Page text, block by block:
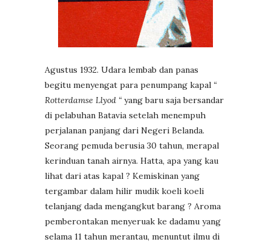
Agustus 1932. Udara lembab dan panas
begitu menyengat para penumpang kapal “
Rotterdamse Llyod “ yang baru saja bersandar
di pelabuhan Batavia setelah menempuh
perjalanan panjang dari Negeri Belanda.
Seorang pemuda berusia 30 tahun, merapal
kerinduan tanah airnya. Hatta, apa yang kau
lihat dari atas kapal ? Kemiskinan yang
tergambar dalam hilir mudik koeli koeli
telanjang dada mengangkut barang ? Aroma
pemberontakan menyeruak ke dadamu yang
selama 11 tahun merantau, menuntut ilmu di